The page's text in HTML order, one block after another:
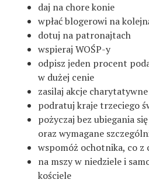
daj na chore konie
wpłać blogerowi na
dotuj na patronajtach
wspieraj WOŚP-y
odpisz jeden procent
w dużej cenie
zasilaj akcje charytatywne
podratuj kraje trzeciego
pożyczaj bez ubiegania
oraz wymagane
wspomóż ochotnika, co z
na mszy w niedziele i
kościele